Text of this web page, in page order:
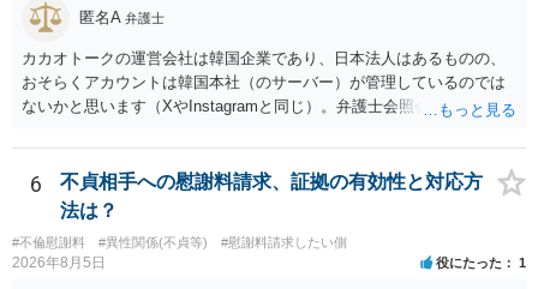
匿名A 弁護士
カカオトークの運営会社は韓国企業であり、日本法人はあるものの、
おそらくアカウントは韓国本社（のサーバー）が管理しているのでは
ないかと思います（XやInstagramと同じ）。弁護士会照会は日本法に
対する照会は基本的にできないと解されています（弁護士会によって
は例外的に認める扱いもありますが、かなり限定されているので一般
的ではないでしょう）。もし韓国本社がアカウント管理をしているな
ら、日本法人へ送っても「ウチでは管理していない」という回答にな
ります。 個人で直接他人のID情報の開示を求めても拒否されるでしょ
う。
6
不貞相手への慰謝料請求、証拠の有効性と対応方
法は？
#不倫慰謝料 #異性関係(不貞等) #慰謝料請求したい側
2026年8月5日 役にたった 1